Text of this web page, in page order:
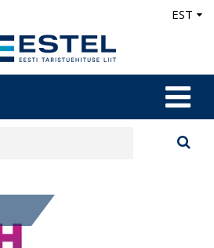
EST